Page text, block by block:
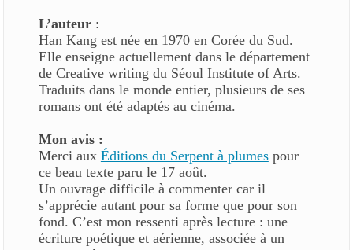
L’auteur:
Han Kang est née en 1970 en Corée du Sud.
Elle enseigne actuellement dans le département
de Creative writing du Séoul Institute of Arts.
Traduits dans le monde entier, plusieurs de ses
romans ont été adaptés au cinéma.
Mon avis :
Merci aux Éditions du Serpent à plumespour
ce beau texte paru le 17 août.
Un ouvrage difficile à commenter car il
s’apprécie autant pour sa forme que pour son
fond. C’est mon ressenti après lecture : une
écriture poétique et aérienne, associée à un